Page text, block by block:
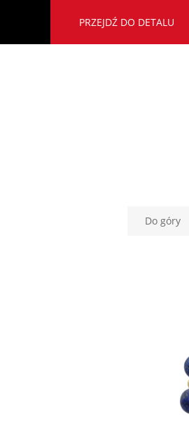
PRZEJDŹ DO DETALU
Do góry